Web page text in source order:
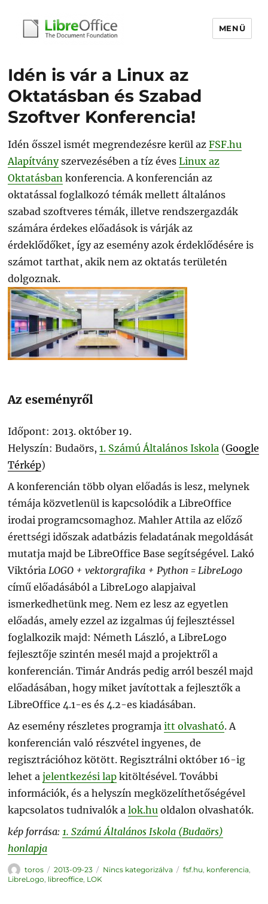
MENÜ
Idén is vár a Linux az
Oktatásban és Szabad
Szoftver Konferencia!
Idén ősszel ismét megrendezésre kerül azFSF.hu
Alapítványszervezésében a tíz évesLinux az
Oktatásban konferencia. A konferencián az
oktatással foglalkozó témák mellett általános
szabad szoftveres témák, illetve rendszergazdák
számára érdekes előadások is várják az
érdeklődőket, így az esemény azok érdeklődésére is
számot tarthat, akik nem az oktatás területén
dolgoznak.
Az eseményről
Időpont: 2013. október 19.
Helyszín: Budaörs,1. Számú Általános Iskola (Google
Térkép)
A konferencián több olyan előadás is lesz, melynek
témája közvetlenül is kapcsolódik a LibreOffice
irodai programcsomaghoz. Mahler Attila az előző
érettségi időszak adatbázis feladatának megoldását
mutatja majd be LibreOffice Base segítségével. Lakó
Viktória LOGO + vektorgrafika + Python = LibreLogo
című előadásából a LibreLogo alapjaival
ismerkedhetünk meg. Nem ez lesz az egyetlen
előadás, amely ezzel az izgalmas új fejlesztéssel
foglalkozik majd: Németh László, a LibreLogo
fejlesztője szintén mesél majd a projektről a
konferencián. Timár András pedig arról beszél majd
előadásában, hogy miket javítottak a fejlesztők a
LibreOffice 4.1-es és 4.2-es kiadásában.
Az esemény részletes programjaitt olvasható. A
konferencián való részvétel ingyenes, de
regisztrációhoz kötött. Regisztrálni október 16-ig
lehet ajelentkezési lap kitöltésével. További
információk, és a helyszín megközelíthetőségével
kapcsolatos tudnivalók alok.hu oldalon olvashatók.
kép forrása: 1. Számú Általános Iskola (Budaörs)
honlapja
Szerző
toros Közzétéve
2013-09-23 Kategória
Nincs kategorizálva Címke
fsf.hu, konferencia,
LibreLogo, libreoffice, LOK